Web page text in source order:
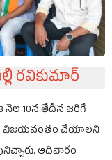
రవికుమార్
నెల 10న తేదీన జరిగే
విజయవంతం చేయాలని
ఆదివారం